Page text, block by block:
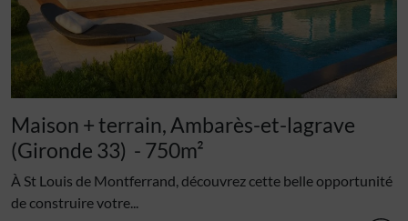
Maison + terrain, Ambarès-et-lagrave
(Gironde 33) - 750m²
À St Louis de Montferrand, découvrez cette belle opportunité
de construire votre...